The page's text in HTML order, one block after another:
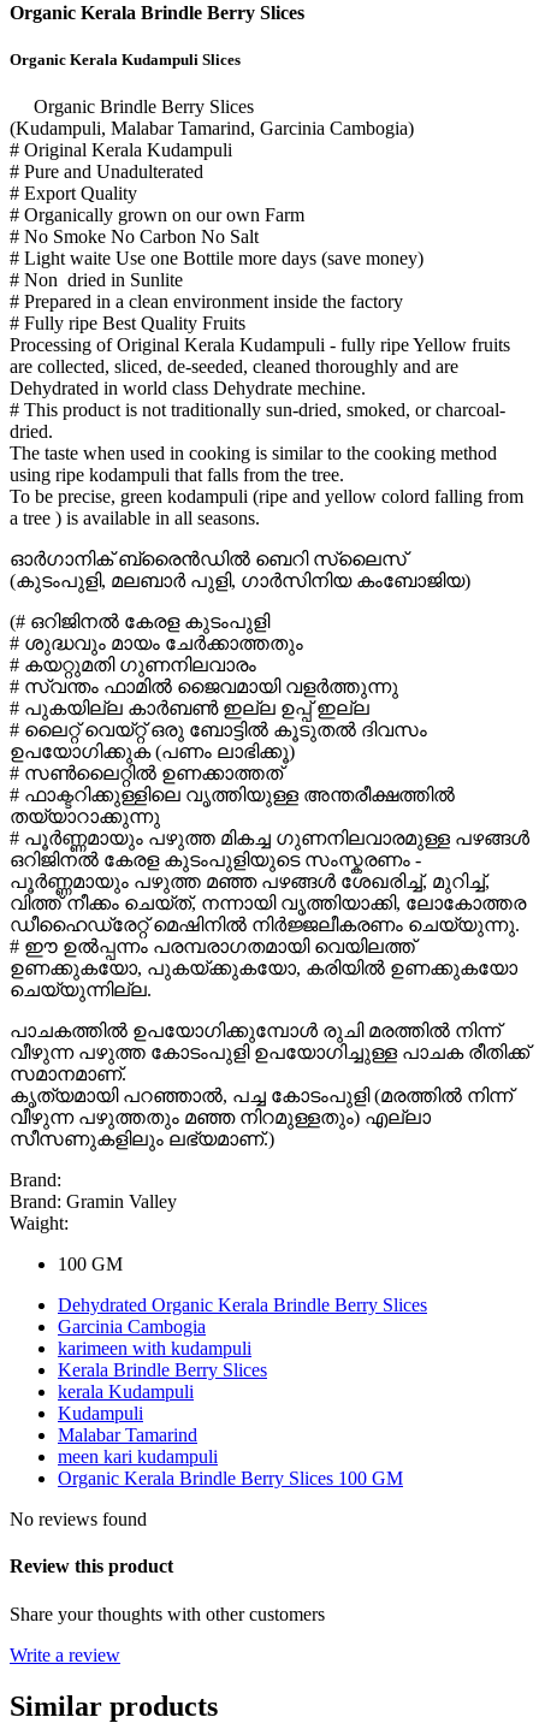
Organic Kerala Brindle Berry Slices
Organic Kerala Kudampuli Slices
Organic Brindle Berry Slices
(Kudampuli, Malabar Tamarind, Garcinia Cambogia)
# Original Kerala Kudampuli
# Pure and Unadulterated
# Export Quality
# Organically grown on our own Farm
# No Smoke No Carbon No Salt
# Light waite Use one Bottile more days (save money)
# Non dried in Sunlite
# Prepared in a clean environment inside the factory
# Fully ripe Best Quality Fruits
Processing of Original Kerala Kudampuli - fully ripe Yellow fruits
are collected, sliced, de-seeded, cleaned thoroughly and are
Dehydrated in world class Dehydrate mechine.
# This product is not traditionally sun-dried, smoked, or charcoal-
dried.
The taste when used in cooking is similar to the cooking method
using ripe kodampuli that falls from the tree.
To be precise, green kodampuli (ripe and yellow colord falling from
a tree ) is available in all seasons.
ഓർഗാനിക് ബ്രൈൻഡിൽ ബെറി സ്ലൈസ്
(കുടംപുളി, മലബാർ പുളി, ഗാർസിനിയ കംബോജിയ)
(# ഒറിജിനൽ കേരള കുടംപുളി
# ശുദ്ധവും മായം ചേർക്കാത്തതും
# കയറ്റുമതി ഗുണനിലവാരം
# സ്വന്തം ഫാമിൽ ജൈവമായി വളർത്തുന്നു
# പുകയില്ല കാർബൺ ഇല്ല ഉപ്പ് ഇല്ല
# ലൈറ്റ് വെയ്റ്റ് ഒരു ബോട്ടിൽ കൂടുതൽ ദിവസം
ഉപയോഗിക്കുക (പണം ലാഭിക്കൂ)
# സൺലൈറ്റിൽ ഉണക്കാത്തത്
# ഫാക്ടറിക്കുള്ളിലെ വൃത്തിയുള്ള അന്തരീക്ഷത്തിൽ
തയ്യാറാക്കുന്നു
# പൂർണ്ണമായും പഴുത്ത മികച്ച ഗുണനിലവാരമുള്ള പഴങ്ങൾ
ഒറിജിനൽ കേരള കുടംപുളിയുടെ സംസ്കരണം -
പൂർണ്ണമായും പഴുത്ത മഞ്ഞ പഴങ്ങൾ ശേഖരിച്ച്, മുറിച്ച്,
വിത്ത് നീക്കം ചെയ്ത്, നന്നായി വൃത്തിയാക്കി, ലോകോത്തര
ഡീഹൈഡ്രേറ്റ് മെഷിനിൽ നിർജ്ജലീകരണം ചെയ്യുന്നു.
# ഈ ഉൽപ്പന്നം പരമ്പരാഗതമായി വെയിലത്ത്
ഉണക്കുകയോ, പുകയ്ക്കുകയോ, കരിയിൽ ഉണക്കുകയോ
ചെയ്യുന്നില്ല.
പാചകത്തിൽ ഉപയോഗിക്കുമ്പോൾ രുചി മരത്തിൽ നിന്ന്
വീഴുന്ന പഴുത്ത കോടംപുളി ഉപയോഗിച്ചുള്ള പാചക രീതിക്ക്
സമാനമാണ്.
കൃത്യമായി പറഞ്ഞാൽ, പച്ച കോടംപുളി (മരത്തിൽ നിന്ന്
വീഴുന്ന പഴുത്തതും മഞ്ഞ നിറമുള്ളതും) എല്ലാ
സീസണുകളിലും ലഭ്യമാണ്.)
Brand:
Brand: Gramin Valley
Waight:
100 GM
Dehydrated Organic Kerala Brindle Berry Slices
Garcinia Cambogia
karimeen with kudampuli
Kerala Brindle Berry Slices
kerala Kudampuli
Kudampuli
Malabar Tamarind
meen kari kudampuli
Organic Kerala Brindle Berry Slices 100 GM
No reviews found
Review this product
Share your thoughts with other customers
Write a review
Similar products